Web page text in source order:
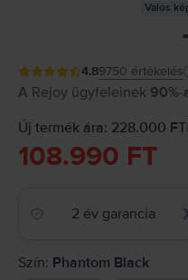
Valós
4.89750 értékelés
A Rejoy ügyfeleinek 90%-
Új termék ára: 228.000 FT
108.990 FT
2 év garancia ❯
Szín: Phantom Black